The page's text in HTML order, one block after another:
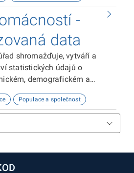
-
data
statistických údajů o
demografickém a
zjišťování o
která provádí.
Populace a společnost